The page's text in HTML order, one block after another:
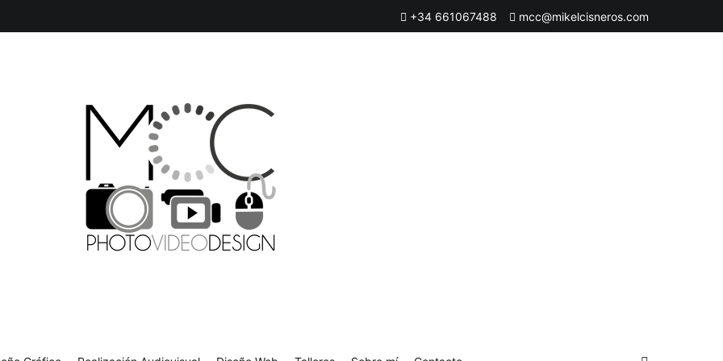
+34 661067488 mcc@mikelcisneros.com